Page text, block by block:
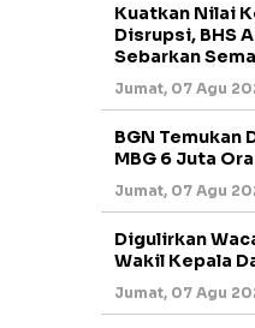
Kuatkan Nilai
Disrupsi, BHS
Sebarkan
Jumat, 07 Agu
BGN Temukan
MBG 6 Juta
Jumat, 07 Agu
Digulirkan
Wakil Kepala
Jumat, 07 Agu